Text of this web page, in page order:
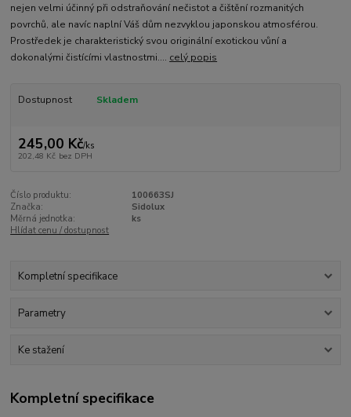
nejen velmi účinný při odstraňování nečistot a čištění rozmanitých
povrchů, ale navíc naplní Váš dům nezvyklou japonskou atmosférou.
Prostředek je charakteristický svou originální exotickou vůní a
dokonalými čistícími vlastnostmi.... celý popis
Dostupnost Skladem
245,00 Kč/ks
202,48 Kč bez DPH
Číslo produktu:
100663SJ
Značka:
Sidolux
Měrná jednotka:
ks
Hlídat cenu / dostupnost
Kompletní specifikace
Parametry
Ke stažení
Kompletní specifikace